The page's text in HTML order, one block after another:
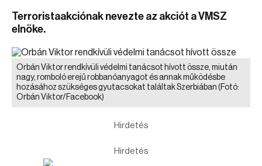
Terroristaakciónak nevezte az akciót a VMSZ
elnöke.
Orbán Viktor rendkívüli védelmi tanácsot hívott össze, miután
nagy, romboló erejű robbanóanyagot és annak működésbe
hozásához szükséges gyutacsokat találtak Szerbiában (Fotó:
Orbán Viktor/Facebook)
Hirdetés
Hirdetés